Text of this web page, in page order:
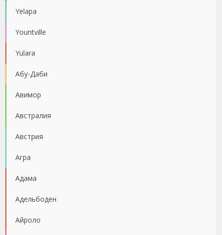
Yelapa
Yountville
Yulara
Абу-Даби
Авимор
Австралия
Австрия
Агра
Адама
Адельбоден
Айроло